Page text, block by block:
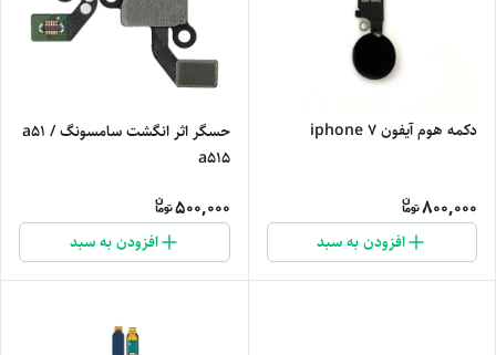
دکمه هوم آیفون iphone 7
800,000
افزودن به سبد
حسگر اثر انگشت سامسونگ a51 /
a515
500,000
افزودن به سبد